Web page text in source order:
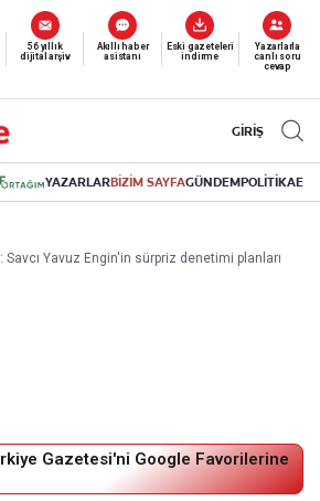
Yeni nesil dijital
19 TL’den başlayan fiyatlarla.
GİRİŞ
YAZARLARBİZİM SAYFAGÜNDEMPOLİTİKA
Yavuz Engin'in sürpriz denetimi planları
Gazetesi'ni Google Favorilerine